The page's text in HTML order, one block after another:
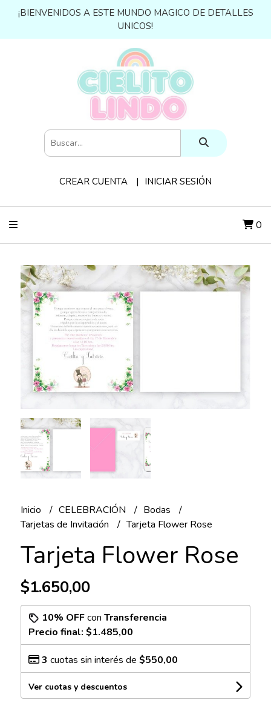
¡BIENVENIDOS A ESTE MUNDO MAGICO DE DETALLES
UNICOS!
CREAR CUENTA INICIAR SESIÓN
0
Inicio CELEBRACIÓN
Bodas
Tarjetas de Invitación
Tarjeta Flower Rose
Tarjeta Flower Rose
$1.650,00
10% OFFcon Transferencia
Precio final: $1.485,00
3 cuotas sin interés de $550,00
Ver cuotas y descuentos